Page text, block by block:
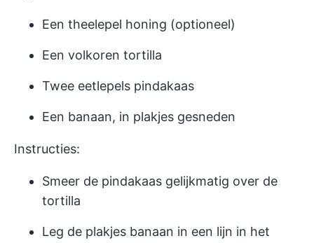
Een theelepel honing (optioneel)
Een volkoren tortilla
Twee eetlepels pindakaas
Een banaan, in plakjes gesneden
Instructies:
Smeer de pindakaas gelijkmatig over de
tortilla
Leg de plakjes banaan in een lijn in het